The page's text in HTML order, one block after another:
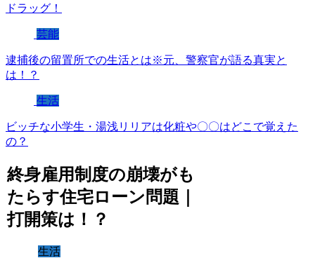
ドラッグ！
芸能
逮捕後の留置所での生活とは※元、警察官が語る真実と
は！？
生活
ビッチな小学生・湯浅リリアは化粧や〇〇はどこで覚えた
の？
終身雇用制度の崩壊がも
たらす住宅ローン問題｜
打開策は！？
生活